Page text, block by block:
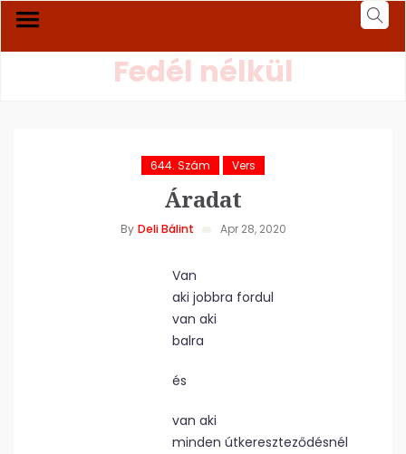
Fedél nélkül
644. Szám Vers
Áradat
By Deli Bálint Apr 28, 2020
Van
aki jobbra fordul
van aki
balra
és
van aki
minden útkereszteződésnél